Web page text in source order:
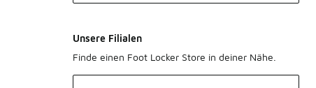
Unsere Filialen
Finde einen Foot Locker Store in deiner Nähe.